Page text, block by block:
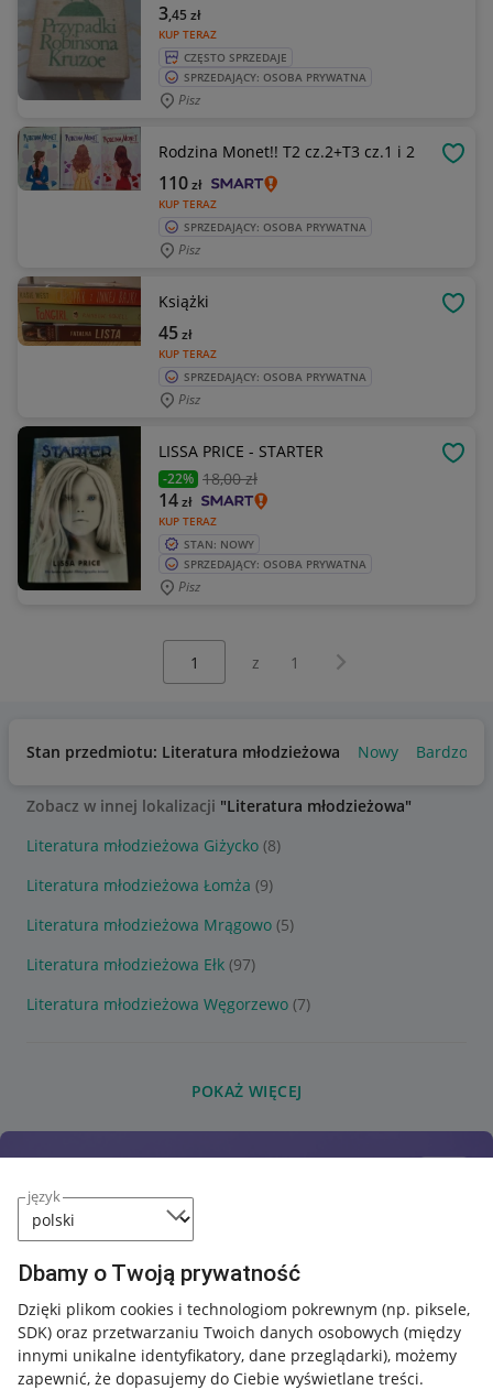
język
Dbamy o Twoją prywatność
Dzięki plikom cookies i technologiom pokrewnym (np. piksele,
SDK) oraz przetwarzaniu Twoich danych osobowych (między
innymi unikalne identyfikatory, dane przeglądarki), możemy
zapewnić, że dopasujemy do Ciebie wyświetlane treści.
KUP TERAZ
3,45 zł
CZĘSTO SPRZEDAJE
SPRZEDAJĄCY: OSOBA PRYWATNA
Pisz
Rodzina Monet!! T2 cz.2+T3 cz.1 i 2
KUP TERAZ
110zł
SPRZEDAJĄCY: OSOBA PRYWATNA
Pisz
Książki
KUP TERAZ
45zł
SPRZEDAJĄCY: OSOBA PRYWATNA
Pisz
LISSA PRICE - STARTER
-22% 18,00 zł
KUP TERAZ
14zł
STAN: NOWY
SPRZEDAJĄCY: OSOBA PRYWATNA
Pisz
z 1 Następna strona
Stan przedmiotu: Literatura młodzieżowa Nowy Bardzo
Zobacz w innej lokalizacji "Literatura młodzieżowa"
Literatura młodzieżowa Giżycko (8)
Literatura młodzieżowa Łomża (9)
Literatura młodzieżowa Mrągowo (5)
Literatura młodzieżowa Ełk (97)
Literatura młodzieżowa Węgorzewo (7)
POKAŻ WIĘCEJ